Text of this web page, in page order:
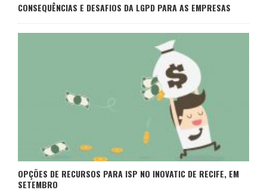
CONSEQUÊNCIAS E DESAFIOS DA LGPD PARA AS EMPRESAS
OPÇÕES DE RECURSOS PARA ISP NO INOVATIC DE RECIFE, EM
SETEMBRO